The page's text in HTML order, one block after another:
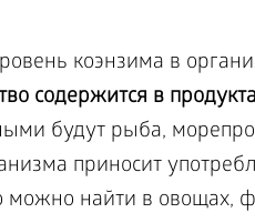
коэнзима в
содержится в
будут рыба,
приносит
можно найти в овощах,